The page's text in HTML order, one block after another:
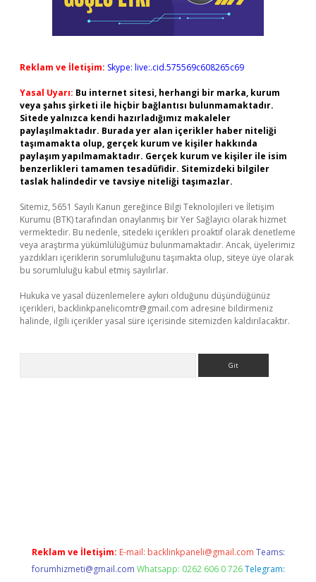
Reklam ve İletişim: Skype: live:.cid.575569c608265c69
Yasal Uyarı: Bu internet sitesi, herhangi bir marka, kurum
veya şahıs şirketi ile hiçbir bağlantısı bulunmamaktadır.
Sitede yalnızca kendi hazırladığımız makaleler
paylaşılmaktadır. Burada yer alan içerikler haber niteliği
taşımamakta olup, gerçek kurum ve kişiler hakkında
paylaşım yapılmamaktadır. Gerçek kurum ve kişiler ile isim
benzerlikleri tamamen tesadüfidir. Sitemizdeki bilgiler
taslak halindedir ve tavsiye niteliği taşımazlar.
Sitemiz, 5651 Sayılı Kanun gereğince Bilgi Teknolojileri ve İletişim
Kurumu (BTK) tarafından onaylanmış bir Yer Sağlayıcı olarak hizmet
vermektedir. Bu nedenle, sitedeki içerikleri proaktif olarak denetleme
veya araştırma yükümlülüğümüz bulunmamaktadır. Ancak, üyelerimiz
yazdıkları içeriklerin sorumluluğunu taşımakta olup, siteye üye olarak
bu sorumluluğu kabul etmiş sayılırlar.
Hukuka ve yasal düzenlemelere aykırı olduğunu düşündüğünüz
içerikleri, backlinkpanelicomtr@gmail.com adresine bildirmeniz
halinde, ilgili içerikler yasal süre içerisinde sitemizden kaldırılacaktır.
Reklam ve İletişim: E-mail: backlinkpaneli@gmail.com Teams:
forumhizmeti@gmail.com Whatsapp: 0262 606 0 726 Telegram: